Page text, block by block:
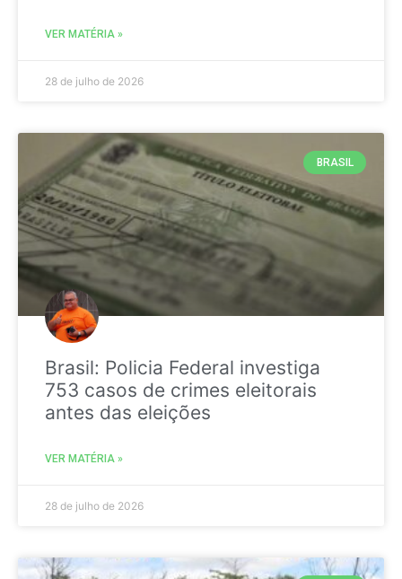
VER MATÉRIA »
28 de julho de 2026
BRASIL
Brasil: Policia Federal investiga
753 casos de crimes eleitorais
antes das eleições
VER MATÉRIA »
28 de julho de 2026